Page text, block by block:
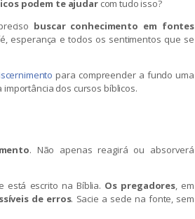
podem te ajudarcom tudo isso?
buscar conhecimento em fontes
esperança e todos os sentimentos que se
para compreender a fundo uma
dos cursos bíblicos.
. Não apenas reagirá ou absorverá
escrito na Bíblia. Os pregadores, em
de erros. Sacie a sede na fonte, sem